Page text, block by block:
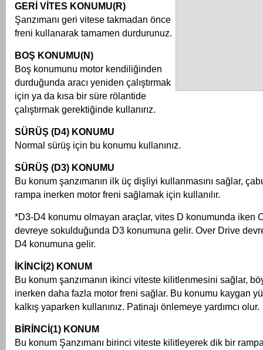
GERİ VİTES KONUMU(R)
Şanzımanı geri vitese takmadan önce
freni kullanarak tamamen durdurunuz.
BOŞ KONUMU(N)
Boş konumunu motor kendiliğinden
durduğunda aracı yeniden çalıştırmak
için ya da kısa bir süre rölantide
çalıştırmak gerektiğinde kullanırız.
SÜRÜŞ (D4) KONUMU
Normal sürüş için bu konumu kullanınız.
SÜRÜŞ (D3) KONUMU
Bu konum şanzımanın ilk üç dişliyi kullanmasını sağlar,
rampa inerken motor freni sağlamak için kullanılır.
*D3-D4 konumu olmayan araçlar, vites D konumunda iken
devreye sokulduğunda D3 konumuna gelir. Over Drive
D4 konumuna gelir.
İKİNCİ(2) KONUM
Bu konum şanzımanın ikinci viteste kilitlenmesini sağlar,
inerken daha fazla motor freni sağlar. Bu konumu kaygan
kalkış yaparken kullanınız. Patinajı önlemeye yardımcı olur.
BİRİNCİ(1) KONUM
Bu konum Şanzımanı birinci viteste kilitleyerek dik bir